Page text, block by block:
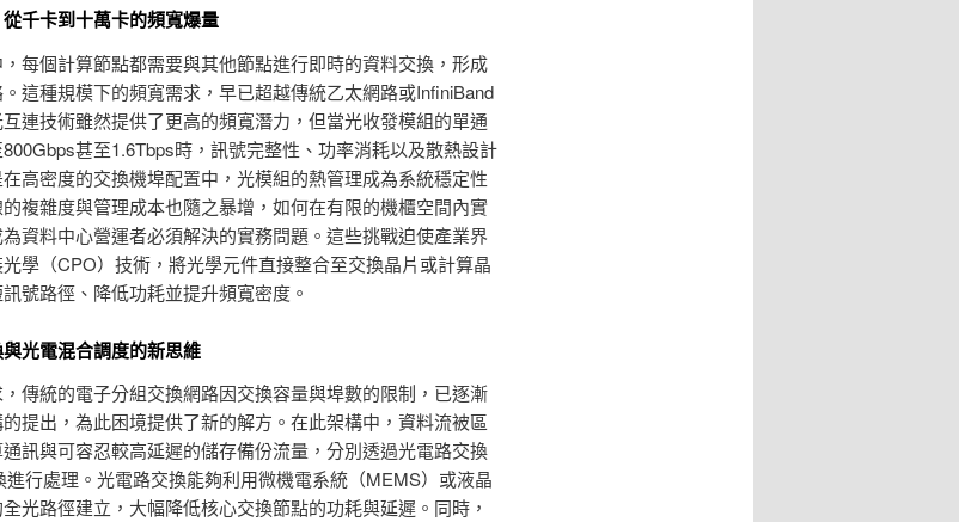
千卡到十萬卡的頻寬爆量
每個計算節點都需要與其他節點進行即時的資料交換，形成
這種規模下的頻寬需求，早已超越傳統乙太網路或InfiniBand
連技術雖然提供了更高的頻寬潛力，但當光收發模組的單通
甚至1.6Tbps時，訊號完整性、功率消耗以及散熱設計
高密度的交換機埠配置中，光模組的熱管理成為系統穩定性
複雜度與管理成本也隨之暴增，如何在有限的機櫃空間內實
資料中心營運者必須解決的實務問題。這些挑戰迫使產業界
學（CPO）技術，將光學元件直接整合至交換晶片或計算晶
號路徑、降低功耗並提升頻寬密度。
光電混合調度的新思維
傳統的電子分組交換網路因交換容量與埠數的限制，已逐漸
提出，為此困境提供了新的解方。在此架構中，資料流被區
訊與可容忍較高延遲的儲存備份流量，分別透過光電路交換
進行處理。光電路交換能夠利用微機電系統（MEMS）或液晶
光路徑建立，大幅降低核心交換節點的功耗與延遲。同時，